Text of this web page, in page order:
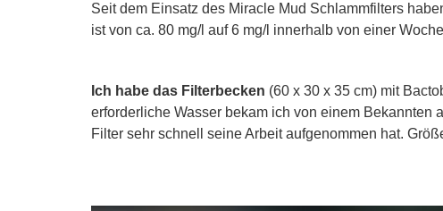
Seit dem Einsatz des Miracle Mud Schlammfilters
ist von ca. 80 mg/l auf 6 mg/l innerhalb von einer
Ich habe das Filterbecken (60 x 30 x 35 cm) mit
erforderliche Wasser bekam ich von einem Bekannten
Filter sehr schnell seine Arbeit aufgenommen hat.